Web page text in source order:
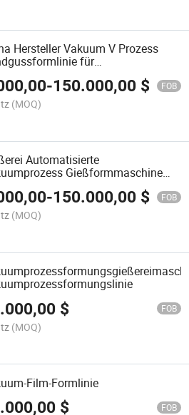
Hersteller Vakuum V Prozess
für
und Formen
-150.000,00 $ FOB
(MOQ)
Automatisierte
Gießformmaschine
für Metallguss Teile Maschinen
-150.000,00 $ FOB
(MOQ)
$ FOB
(MOQ)
Film-Formlinie
$ FOB